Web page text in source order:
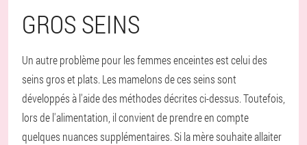
GROS SEINS
Un autre problème pour les femmes enceintes est celui des
seins gros et plats. Les mamelons de ces seins sont
développés à l'aide des méthodes décrites ci-dessus. Toutefois,
lors de l'alimentation, il convient de prendre en compte
quelques nuances supplémentaires. Si la mère souhaite allaiter